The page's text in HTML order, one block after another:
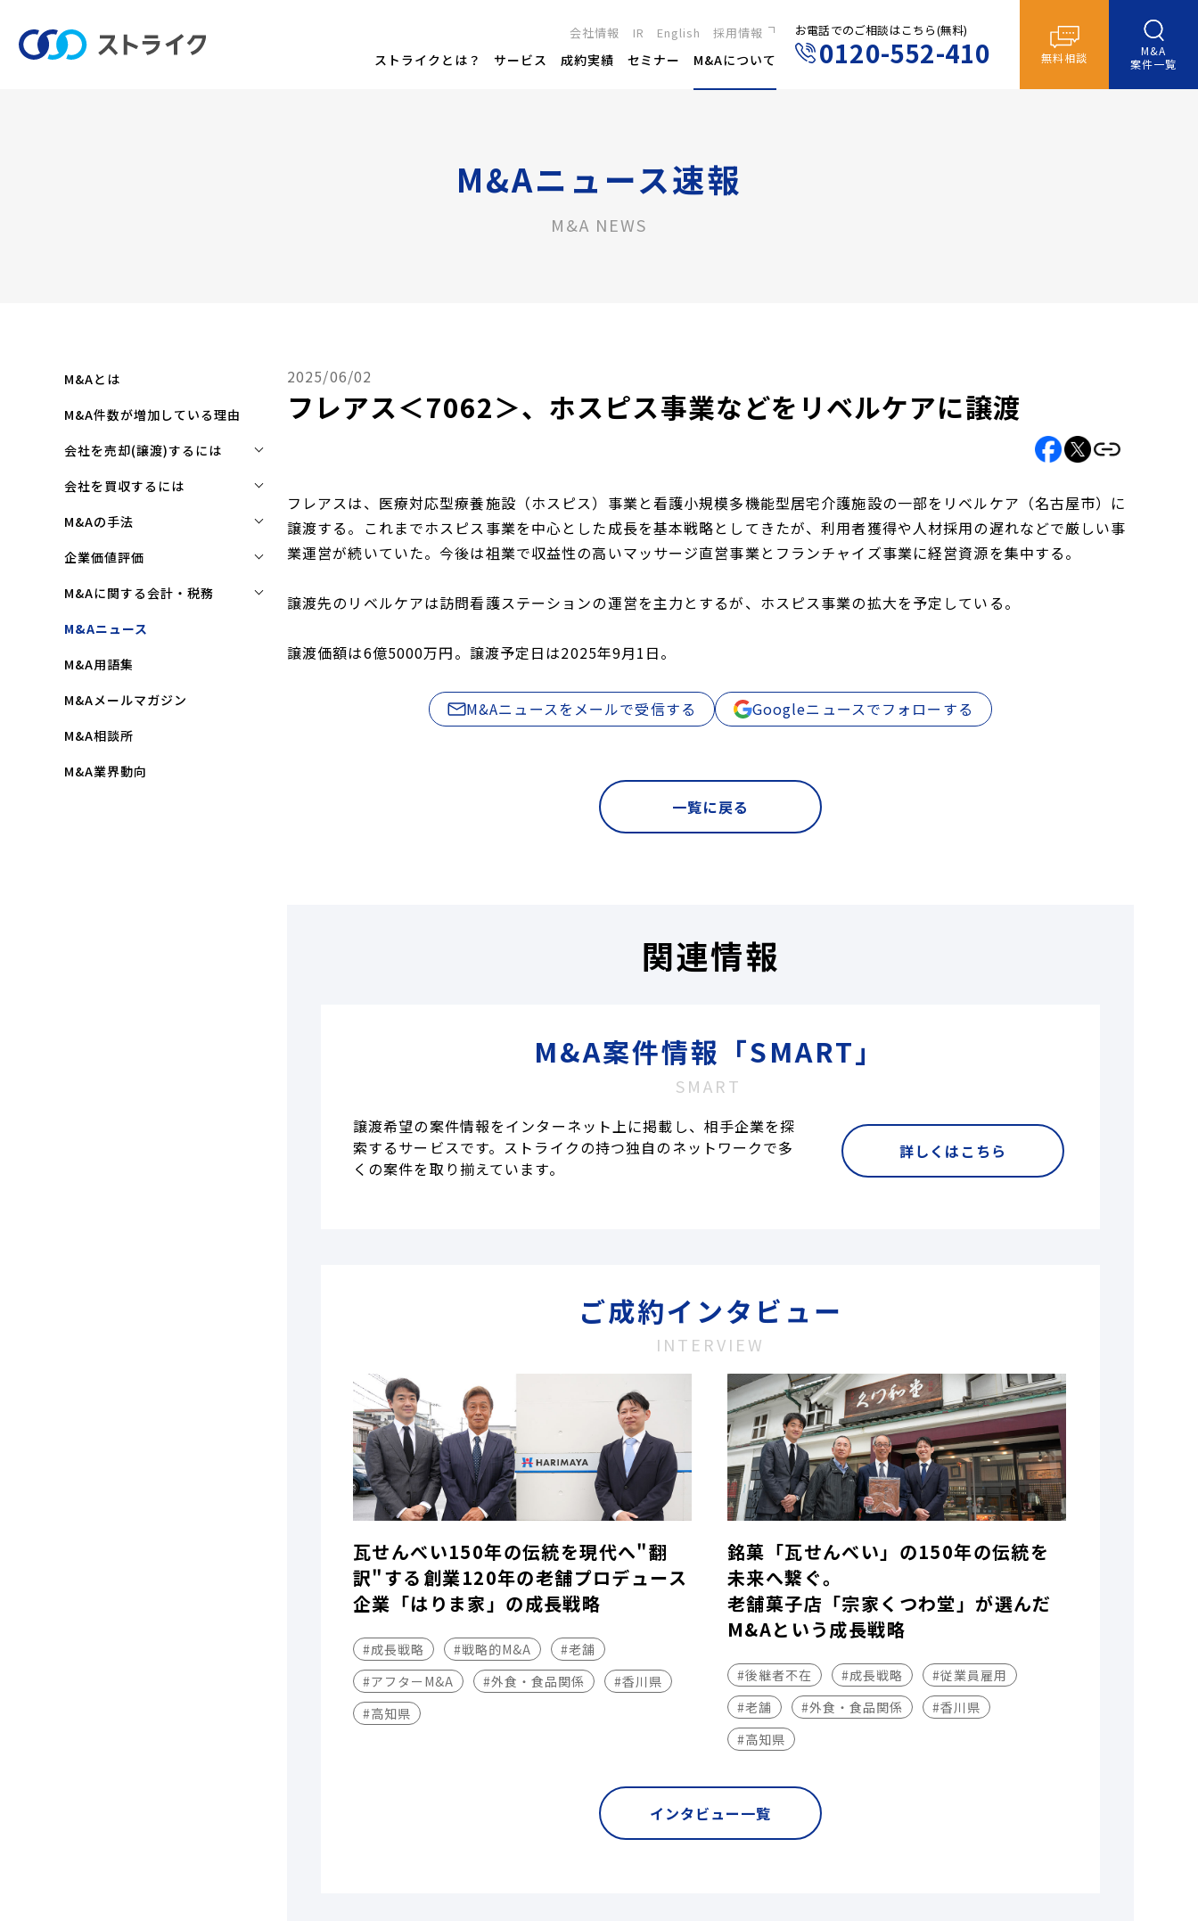
会社情報 IR English 採用情報
新卒採用
キャリア採用
ストライクとは？ サービス 成約実績 セミナー M&Aについて
お電話でのご相談はこちら(無料)
0120-552-410 無料相談
M&A
案件一覧
M&Aニュース速報
M&A NEWS
M&Aとは
M&A件数が増加している理由
会社を売却(譲渡)するには
会社を売却(譲渡)するには
M&Aで売れる会社の条件とは
M&Aで買い手はここを見る
会社を買収するには
会社を買収するには
企業買収を成功させるポイント
買収監査(デューディリジェン
ス)とは
クロージングと引継ぎ
企業買収の流れと手順
M&Aの手法
株式譲渡
第三者割当増資
資本業務提携
企業価値評価
企業価値評価(バリュエーショ
企業評価と売買価格の違い
中小企業M&Aにおける企業価値
ン)の算定方法
純資産法(コストアプローチ)
M&Aに関する会計・税務
株式譲渡にかかる税金(個人・
事業譲渡にかかる税金(個人・
法人)
M&Aにおける節税(役職退職金
スキーム)
赤字・債務超過会社の買収制限
M&Aニュース
M&A用語集
M&Aメールマガジン
M&A相談所
M&A業界動向
2025/06/02
フレアス＜7062＞、ホスピス事業などをリベルケアに譲渡
フレアスは、医療対応型療養施設（ホスピス）事業と看護小規模多機能型居宅介護施設の一部をリベルケア（名古屋市）に
譲渡する。これまでホスピス事業を中心とした成長を基本戦略としてきたが、利用者獲得や人材採用の遅れなどで厳しい事
業運営が続いていた。今後は祖業で収益性の高いマッサージ直営事業とフランチャイズ事業に経営資源を集中する。
譲渡先のリベルケアは訪問看護ステーションの運営を主力とするが、ホスピス事業の拡大を予定している。
譲渡価額は6億5000万円。譲渡予定日は2025年9月1日。
M&Aニュースをメールで受信する Googleニュースでフォローする
一覧に戻る
関連情報
M&A案件情報「SMART」
SMART
譲渡希望の案件情報をインターネット上に掲載し、相手企業を探
索するサービスです。ストライクの持つ独自のネットワークで多
くの案件を取り揃えています。
詳しくはこちら
ご成約インタビュー
INTERVIEW
瓦せんべい150年の伝統を現代へ"翻
訳"する――創業120年の老舗プロデュース
企業「はりま家」の成長戦略
#成長戦略 #戦略的M&A
#老舗
#アフターM&A
#外食・食品関係
#香川県
#高知県
銘菓「瓦せんべい」の150年の伝統を
未来へ繋ぐ。
老舗菓子店「宗家くつわ堂」が選んだ
M&Aという成長戦略
#後継者不在 #成長戦略
#従業員雇用
#老舗
#外食・食品関係
#香川県
#高知県
インタビュー一覧